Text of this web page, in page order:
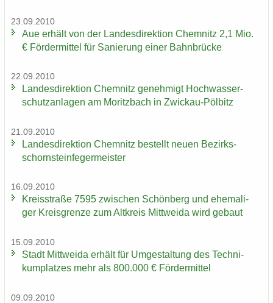
23.09.2010
Aue er­hält von der Lan­des­di­rek­ti­on Chem­nitz 2,1 Mio.
€ För­der­mit­tel für Sa­nie­rung einer Bahn­brü­cke
22.09.2010
Lan­des­di­rek­ti­on Chem­nitz ge­neh­migt Hoch­was­ser­
schutz­an­la­gen am Mo­ritz­bach in Zwickau-​Pölbitz
21.09.2010
Lan­des­di­rek­ti­on Chem­nitz be­stellt neuen Be­zirks­
schorn­stein­fe­ger­meis­ter
16.09.2010
Kreis­stra­ße 7595 zwi­schen Schön­berg und ehe­ma­li­
ger Kreis­gren­ze zum Alt­kreis Mitt­wei­da wird ge­baut
15.09.2010
Stadt Mitt­wei­da er­hält für Um­ge­stal­tung des Tech­ni­
kum­plat­zes mehr als 800.000 € För­der­mit­tel
09.09.2010